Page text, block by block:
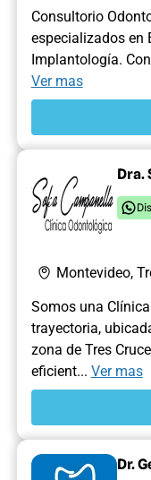
Consultorio
especializados en
Implantología.
Ver mas
Dra.
Montevideo,
Somos una
trayectoria,
zona de Tres
eficient... Ver mas
Dr.